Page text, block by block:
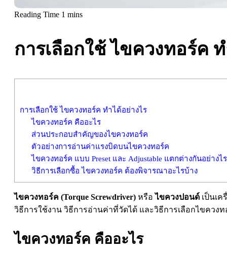
การเลือกใช้ ไขควงทอร์ค
การเลือกใช้ ไขควงทอร์ค ทำได้อย่างไร
ไขควงทอร์ค คืออะไร
ส่วนประกอบสำคัญของไขควงทอร์ค
ตัวอย่างการอ่านค่าแรงบิดบนไขควงทอร์ค
ไขควงทอร์ค แบบ Preset และ Adjustable แตกต่างกันอย่างไร
วิธีการเลือกซื้อ ไขควงทอร์ค ต้องพิจารณาอะไรบ้าง
ไขควงทอร์ค (Torque Screwdriver) หรือไขควงปอนด์ เป็นเ
วิธีการใช้งาน วิธีการอ่านค่าที่วัดได้ และวิธีการเลือกไขคว
ไขควงทอร์ค คืออะไร